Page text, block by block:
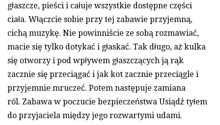
głaszcze, pieści i całuje wszystkie dostępne części
ciała. Włączcie sobie przy tej zabawie przyjemną,
cichą muzykę. Nie powinniście ze sobą rozmawiać,
macie się tylko dotykać i głaskać. Tak długo, aż kulka
się otworzy i pod wpływem głaszczących ją rąk
zacznie się przeciągać i jak kot zacznie przeciągle i
przyjemnie mruczeć. Potem następuje zamiana
ról. Zabawa w poczucie bezpieczeństwa Usiądź tyłem
do przyjaciela między jego rozwartymi udami.